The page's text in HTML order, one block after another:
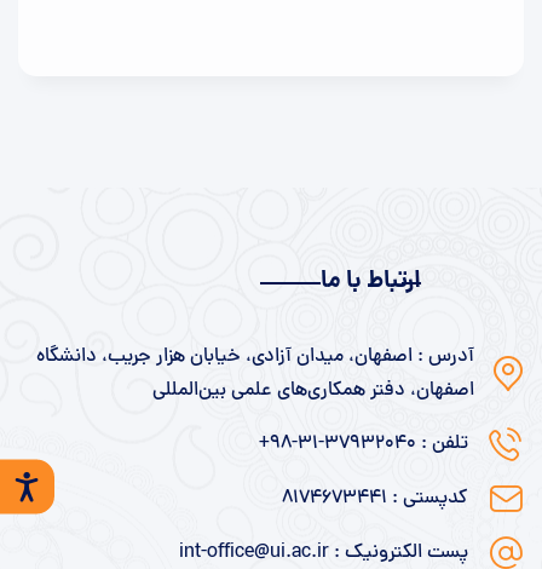
ارتباط با ما
آدرس : اصفهان، میدان آزادی، خیابان هزار جریب، دانشگاه
اصفهان، دفتر همکاری‌های علمی بین‌المللی
تلفن : ۳۷۹۳۲۰۴۰-۳۱-۹۸+
کدپستی : ۸۱۷۴۶۷۳۴۴۱
پست الکترونیک : int-office@ui.ac.ir